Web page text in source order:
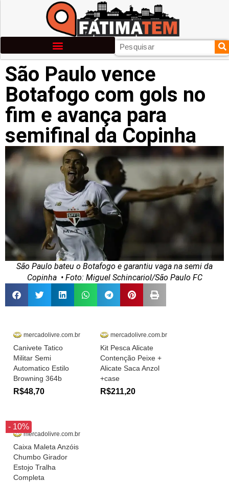
São Paulo vence
Botafogo com gols no
fim e avança para
semifinal da Copinha
São Paulo bateu o Botafogo e garantiu vaga na semi da
Copinha• Foto: Miguel Schincariol/São Paulo FC
mercadolivre.com.br
Canivete Tatico
Militar Semi
Automatico Estilo
Browning 364b
R$48,70
mercadolivre.com.br
Kit Pesca Alicate
Contenção Peixe +
Alicate Saca Anzol
+case
R$211,20
- 10%
mercadolivre.com.br
Caixa Maleta Anzóis
Chumbo Girador
Estojo Tralha
Completa